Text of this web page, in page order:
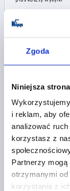
Zgoda
Niniejsza
i reklam, aby
analizować
korzystasz z
Partnerzy mogą
otrzymanymi
korzystania z
K0492 R
TULEJKA
B=18,
ŚREDNICA
WERSJA 2=DO
ŚREDNICA
L=30